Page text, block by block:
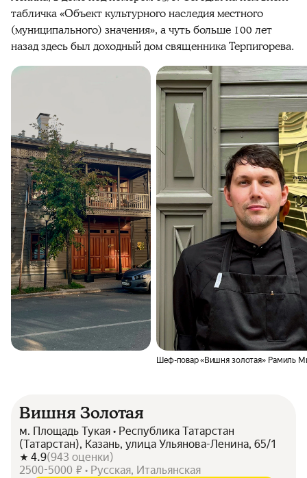
табличка «Объект культурного наследия местного
(муниципального) значения», а чуть больше 100 лет
назад здесь был доходный дом священника Терпигорева.
Шеф-повар «Вишня золотая» Рамиль
Вишня Золотая
м. Площадь Тукая • Республика Татарстан
(Татарстан), Казань, улица Ульянова-Ленина, 65/1
4.9(943 оценки)
2500-5000 ₽ • Русская, Итальянская